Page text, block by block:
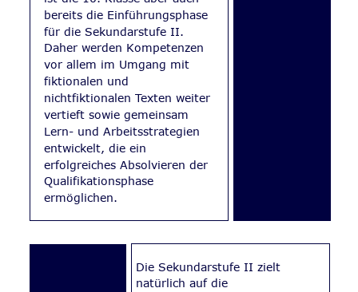
bereits die Einführungsphase
für die Sekundarstufe II.
Daher werden Kompetenzen
vor allem im Umgang mit
fiktionalen und
nichtfiktionalen Texten weiter
vertieft sowie gemeinsam
Lern- und Arbeitsstrategien
entwickelt, die ein
erfolgreiches Absolvieren der
Qualifikationsphase
ermöglichen.
Die Sekundarstufe II zielt
natürlich auf die